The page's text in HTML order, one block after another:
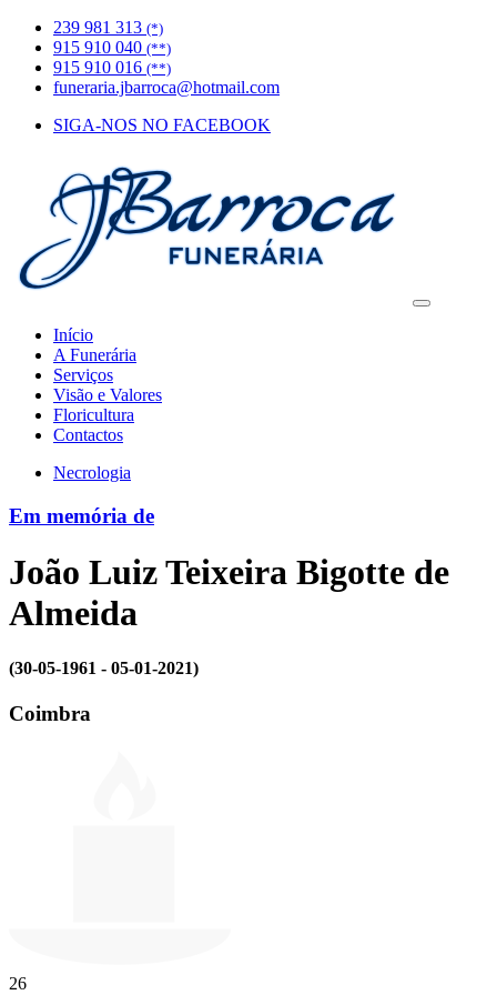
239 981 313 (*)
915 910 040 (**)
915 910 016 (**)
funeraria.jbarroca@hotmail.com
SIGA-NOS NO FACEBOOK
Início
A Funerária
Serviços
Visão e Valores
Floricultura
Contactos
Necrologia
Em memória de
João Luiz Teixeira Bigotte de
Almeida
(30-05-1961 - 05-01-2021)
Coimbra
26